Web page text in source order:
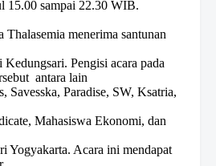
15.00 sampai 22.30 WIB.
Thalasemia menerima santunan
Pengisi acara pada
antara lain
Savesska, Paradise, SW, Ksatria,
Mahasiswa Ekonomi, dan
Yogyakarta. Acara ini mendapat